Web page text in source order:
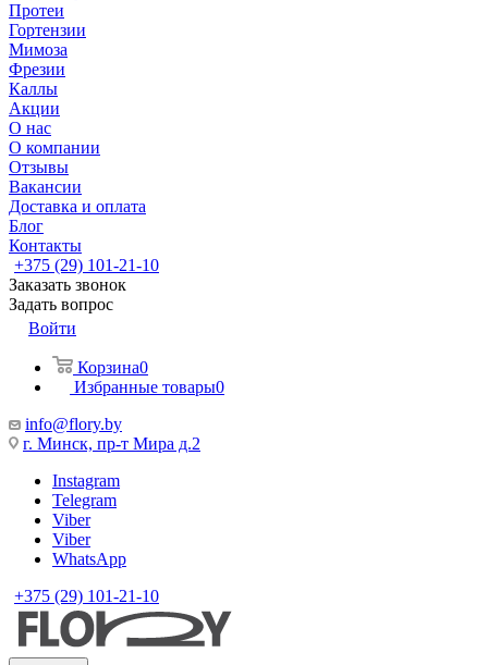
Протеи
Гортензии
Мимоза
Фрезии
Каллы
Акции
О нас
О компании
Отзывы
Вакансии
Доставка и оплата
Блог
Контакты
+375 (29) 101-21-10
Заказать звонок
Задать вопрос
Войти
Корзина0
Избранные товары0
info@flory.by
г. Минск, пр-т Мира д.2
Instagram
Telegram
Viber
Viber
WhatsApp
+375 (29) 101-21-10